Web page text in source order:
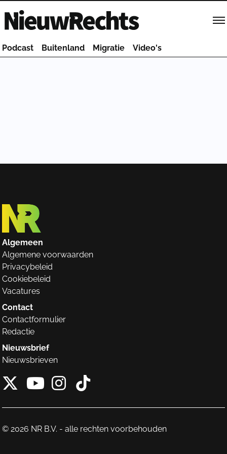
Homepage van NieuwRechts
Podcast Buitenland Migratie Video's
Algemeen
Algemene voorwaarden
Privacybeleid
Cookiebeleid
Vacatures
Contact
Contactformulier
Redactie
Nieuwsbrief
Nieuwsbrieven
X van NieuwRechts
Instagram van
Tiktok van
© 2026 NR B.V. - alle rechten voorbehouden